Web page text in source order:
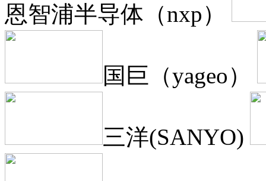
恩智浦半导体（nxp）
国巨（yageo）
三洋(SANYO)